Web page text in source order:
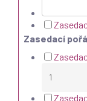
Zasedací